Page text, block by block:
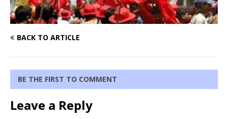
BACK TO ARTICLE
BE THE FIRST TO COMMENT
Leave a Reply